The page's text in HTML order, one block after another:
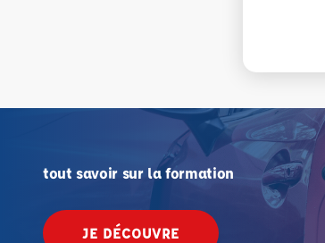
tout savoir sur la formation
JE DÉCOUVRE